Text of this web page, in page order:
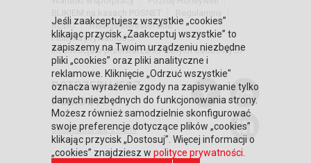
RODO
Relacje inwestorskie
Polityka prywatności
Informacja o przetwarzaniu danych osobowych
POTRZEBUJESZ
POMOCY?
Skontaktuj się z nami
Jeśli zaakceptujesz wszystkie „cookies”
klikając przycisk „Zaakceptuj wszystkie” to
zapiszemy na Twoim urządzeniu niezbędne
pliki „cookies” oraz pliki analityczne i
reklamowe. Kliknięcie „Odrzuć wszystkie"
oznacza wyrażenie zgody na zapisywanie tylko
danych niezbędnych do funkcjonowania strony.
Możesz również samodzielnie skonfigurować
swoje preferencje dotyczące plików „cookies”
klikając przycisk „Dostosuj”. Więcej informacji o
„cookies” znajdziesz w polityce prywatności